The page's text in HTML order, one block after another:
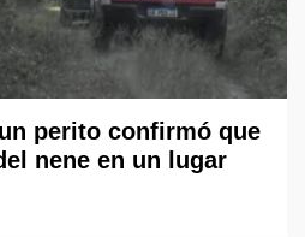
perito confirmó que
nene en un lugar